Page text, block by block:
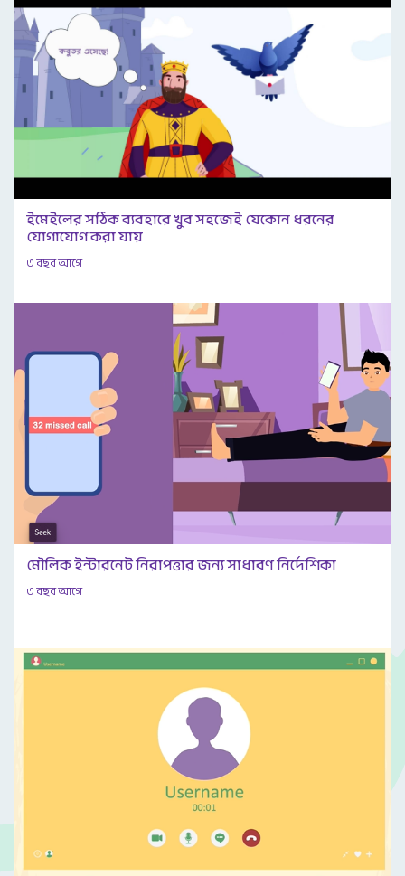
ইমেইলের সঠিক ব্যবহারে খুব সহজেই যেকোন ধরনের
যোগাযোগ করা যায়
৩ বছর আগে
মৌলিক ইন্টারনেট নিরাপত্তার জন্য সাধারণ নির্দেশিকা
৩ বছর আগে